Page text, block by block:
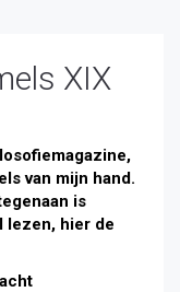
XIX
van mijn hand.
is
lezen, hier de